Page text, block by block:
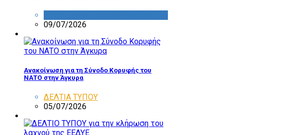
09/07/2026
Ανακοίνωση για τη Σύνοδο Κορυφής του
ΝΑΤΟ στην Άγκυρα
ΔΕΛΤΙΑ ΤΥΠΟΥ
05/07/2026